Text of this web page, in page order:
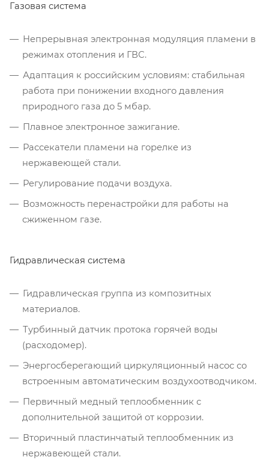
Газовая система
Непрерывная электронная модуляция пламени в
режимах отопления и ГВС.
Адаптация к российским условиям: стабильная
работа при понижении входного давления
природного газа до 5 мбар.
Плавное электронное зажигание.
Рассекатели пламени на горелке из
нержавеющей стали.
Регулирование подачи воздуха.
Возможность перенастройки для работы на
сжиженном газе.
Гидравлическая система
Гидравлическая группа из композитных
материалов.
Турбинный датчик протока горячей воды
(расходомер).
Энергосберегающий циркуляционный насос со
встроенным автоматическим воздухоотводчиком.
Первичный медный теплообменник с
дополнительной защитой от коррозии.
Вторичный пластинчатый теплообменник из
нержавеющей стали.